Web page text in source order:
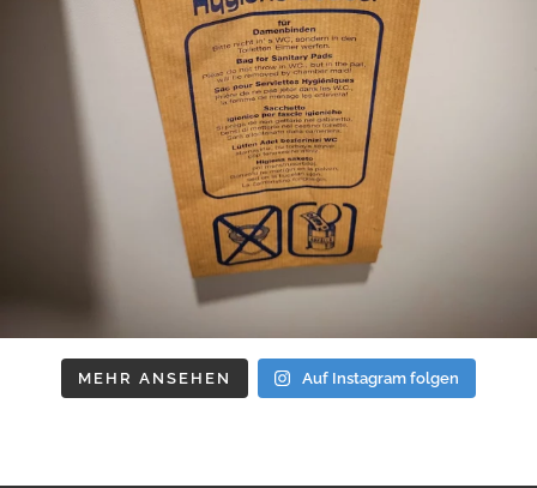
MEHR ANSEHEN Auf Instagram folgen